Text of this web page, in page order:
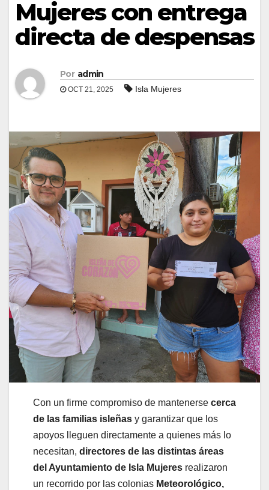
Mujeres con entrega
directa de despensas
Por admin
OCT 21, 2025 Isla Mujeres
Con un firme compromiso de mantenerse cerca
de las familias isleñas y garantizar que los
apoyos lleguen directamente a quienes más lo
necesitan, directores de las distintas áreas
del Ayuntamiento de Isla Mujeres realizaron
un recorrido por las colonias Meteorológico,